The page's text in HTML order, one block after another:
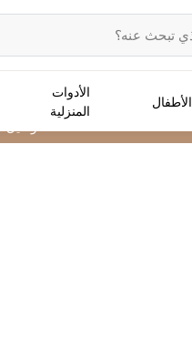
الأطفال
الأدوات
المنزلية